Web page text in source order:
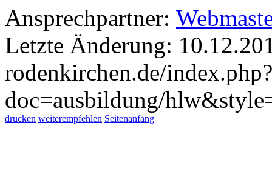
Ansprechpartner:
Letzte Änderung:
rodenkirchen.de/index.php?
doc=ausbildung/
drucken weiterempfehlen Seitenanfang